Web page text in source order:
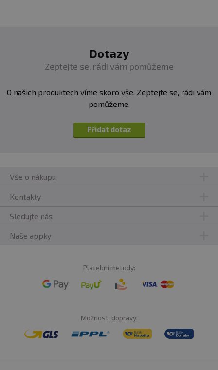
Dotazy
Zeptejte se, rádi vám pomůžeme
O našich produktech víme skoro vše. Zeptejte se, rádi vám
pomůžeme.
Přidat dotaz
Vše o nákupu
Kontakty
Sledujte nás
Naše appky
Platební metody:
Možnosti dopravy: